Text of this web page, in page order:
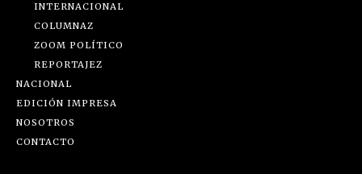
INTERNACIONAL
COLUMNAZ
ZOOM POLÍTICO
REPORTAJEZ
NACIONAL
EDICIÓN IMPRESA
NOSOTROS
CONTACTO